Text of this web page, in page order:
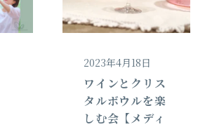
2023年4月18日
ワインとクリス
タルボウルを楽
しむ会【メディ